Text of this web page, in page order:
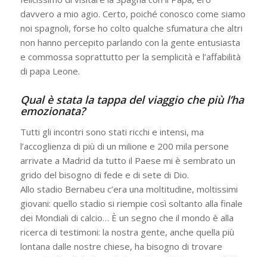
davvero a mio agio. Certo, poiché conosco come siamo
noi spagnoli, forse ho colto qualche sfumatura che altri
non hanno percepito parlando con la gente entusiasta
e commossa soprattutto per la semplicità e l’affabilità
di papa Leone.
Qual è stata la tappa del viaggio che più l’ha
emozionata?
Tutti gli incontri sono stati ricchi e intensi, ma
l’accoglienza di più di un milione e 200 mila persone
arrivate a Madrid da tutto il Paese mi è sembrato un
grido del bisogno di fede e di sete di Dio.
Allo stadio Bernabeu c’era una moltitudine, moltissimi
giovani: quello stadio si riempie così soltanto alla finale
dei Mondiali di calcio… È un segno che il mondo è alla
ricerca di testimoni: la nostra gente, anche quella più
lontana dalle nostre chiese, ha bisogno di trovare